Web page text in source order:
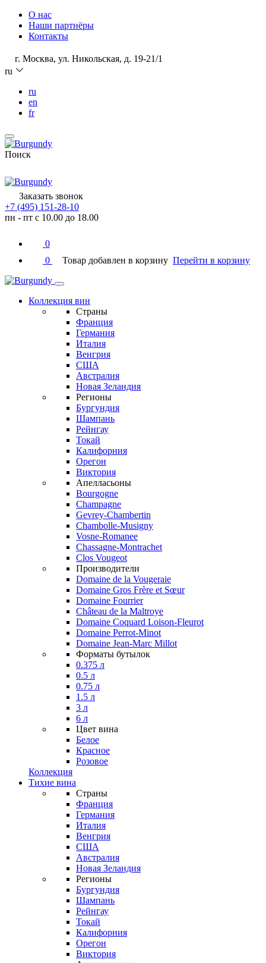
О нас
Наши партнёры
Контакты
г. Москва, ул. Никольская, д. 19-21/1
ru
ru
en
fr
Поиск
Заказать звонок
+7 (495) 151-28-10
пн - пт с 10.00 до 18.00
0
0
Товар добавлен в корзину Перейти в корзину
Коллекция вин
Страны
Франция
Германия
Италия
Венгрия
США
Австралия
Новая Зеландия
Регионы
Бургундия
Шампань
Рейнгау
Токай
Калифорния
Орегон
Виктория
Апелласьоны
Bourgogne
Champagne
Gevrey-Chambertin
Chambolle-Musigny
Vosne-Romanee
Chassagne-Montrachet
Clos Vougeot
Производители
Domaine de la Vougeraie
Domaine Gros Frère et Sœur
Domaine Fourrier
Château de la Maltroye
Domaine Coquard Loison-Fleurot
Domaine Perrot-Minot
Domaine Jean-Marc Millot
Форматы бутылок
0.375 л
0.5 л
0.75 л
1.5 л
3 л
6 л
Цвет вина
Белое
Красное
Розовое
Коллекция
Тихие вина
Страны
Франция
Германия
Италия
Венгрия
США
Австралия
Новая Зеландия
Регионы
Бургундия
Шампань
Рейнгау
Токай
Калифорния
Орегон
Виктория